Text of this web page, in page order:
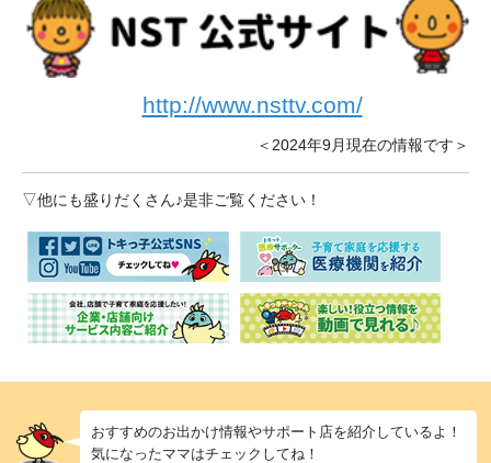
http://www.nsttv.com/
＜2024年9月現在の情報です＞
▽他にも盛りだくさん♪是非ご覧ください！
おすすめのお出かけ情報やサポート店を紹介しているよ！
気になったママはチェックしてね！